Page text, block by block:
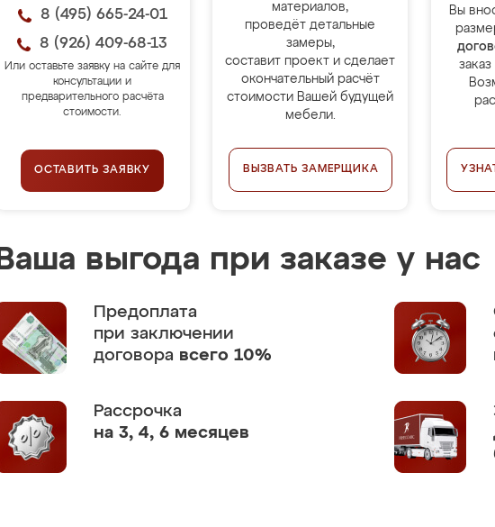
8 (495) 665-24-01
8 (926) 409-68-13
Или оставьте заявку на сайте для
консультации и
предварительного расчёта
стоимости.
ОСТАВИТЬ ЗАЯВКУ
материалов,
проведёт детальные
замеры,
составит проект и сделает
окончательный расчёт
стоимости Вашей будущей
мебели.
ВЫЗВАТЬ ЗАМЕРЩИКА
Вы
Ваша выгода при заказе у нас
Предоплата
при заключении
договора всего 10%
Рассрочка
на 3, 4, 6 месяцев